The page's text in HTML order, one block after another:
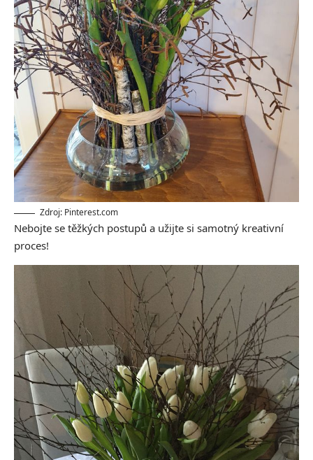
Zdroj: Pinterest.com
Nebojte se těžkých postupů a užijte si samotný kreativní
proces!